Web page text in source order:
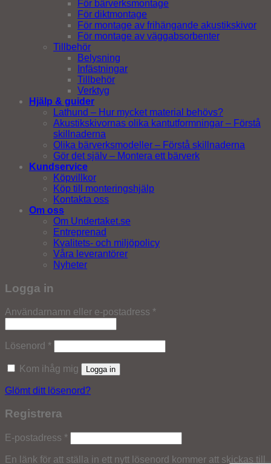
För bärverksmontage
För diktmontage
För montage av frihängande akustikskivor
För montage av väggabsorbenter
Tillbehör
Belysning
Infästningar
Tillbehör
Verktyg
Hjälp & guider
Lathund – Hur mycket material behövs?
Akustikskivornas olika kantutformningar – Förstå
skillnaderna
Olika bärverksmodeller – Förstå skillnaderna
Gör det själv – Montera ett bärverk
Kundservice
Köpvillkor
Köp till monteringshjälp
Kontakta oss
Om oss
Om Undertaket.se
Entreprenad
Kvalitets- och miljöpolicy
Våra leverantörer
Nyheter
Logga in
Användarnamn eller e-postadress *Obligatoriskt
Lösenord *Obligatoriskt
Kom ihåg mig Logga in
Glömt ditt lösenord?
Registrera
E-postadress *Obligatoriskt
En länk för att ställa in ett nytt lösenord kommer att skickas till